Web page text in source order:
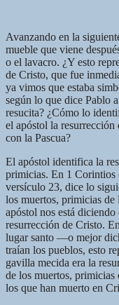
Avanzando en la
mueble que viene
o el lavacro. ¿Y esto
de Cristo, que fue
ya vimos que estaba
según lo que dice Pablo
resucita? ¿Cómo lo
el apóstol la
con la Pascua?
El apóstol identifica la
primicias. En 1 Corintios
versículo 23, dice lo
los muertos, primicias de
apóstol nos está
resurrección de Cristo.
lugar santo —o mejor
traían los pueblos, esto
gavilla mecida era la
de los muertos, primicias
los que han muerto en